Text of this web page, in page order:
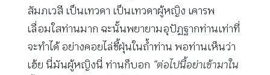
สัมภเวสี เป็นเทวดา เป็นเทวดาผู้หญิง เคารพ
เลื่อมใสท่านมาก ฉะนั้นพยายามอุปัฏฐากท่านเท่าที่
จะทำได้ อย่างคอยไล่ขี้ฝุ่นในถ้ำท่าน พอท่านเห็นว่า
เฮ้ย นี่มันผู้หญิงนี่ ท่านก็บอก “ต่อไปนี้อย่าเข้ามาใน